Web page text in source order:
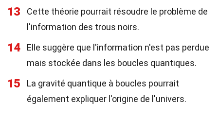
13
Cette théorie pourrait résoudre le problème de
l'information des trous noirs.
14
Elle suggère que l'information n'est pas perdue
mais stockée dans les boucles quantiques.
15
La gravité quantique à boucles pourrait
également expliquer l'origine de l'univers.